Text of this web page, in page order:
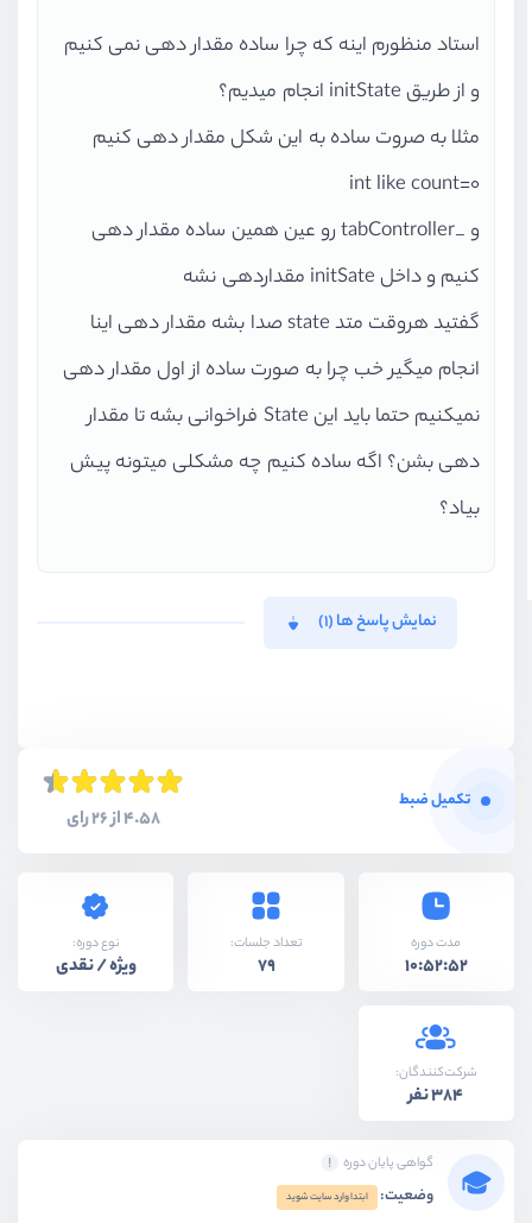
استاد منظورم اینه که چرا ساده مقدار دهی نمی کنیم
و از طریق initState انجام میدیم؟
مثلا به صروت ساده به این شکل مقدار دهی کنیم
0=int like count
و _tabController رو عین همین ساده مقدار دهی
کنیم و داخل initSate مقداردهی نشه
گفتید هروقت متد state صدا بشه مقدار دهی اینا
انجام میگیر خب چرا به صورت ساده از اول مقدار دهی
نمیکنیم حتما باید این State فراخوانی بشه تا مقدار
دهی بشن؟ اگه ساده کنیم چه مشکلی میتونه پیش
بیاد؟
نمایش پاسخ ها (1)
تکمیل ضبط
4.58 از 26 رای
مدت دوره
10:52:52
تعداد جلسات:
79
نوع دوره:
ویژه / نقدی
شرکت‌کنندگان:
384 نفر
گواهی پایان دوره
وضعیت: ابتدا وارد سایت شوید